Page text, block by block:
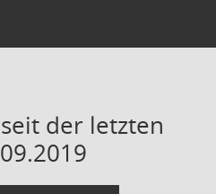
der letzten